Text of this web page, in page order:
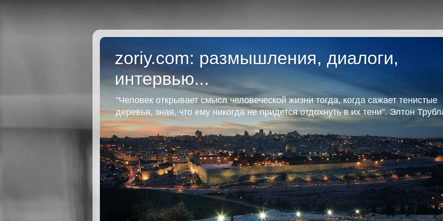
zoriy.com: размышления, диалоги,
интервью...
"Человек открывает смысл человеческой жизни тогда, когда сажает тенистые
деревья, зная, что ему никогда не придется отдохнуть в их тени". Элтон